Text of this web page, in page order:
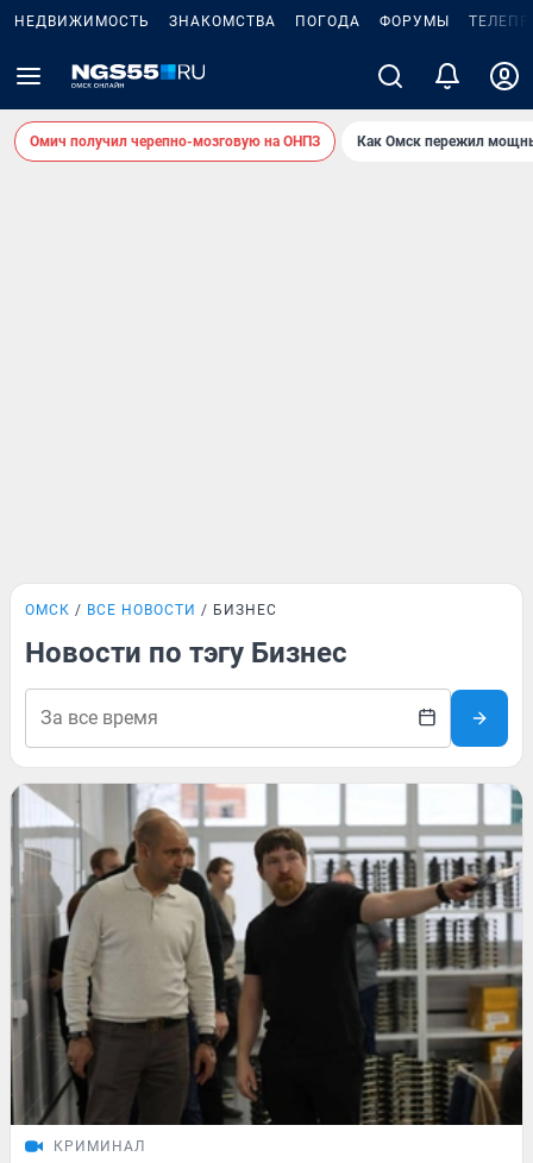
НЕДВИЖИМОСТЬ ЗНАКОМСТВА ПОГОДА ФОРУМЫ
Омич получил черепно-мозговую на ОНПЗ Как Омск пережил
ОМСК ВСЕ НОВОСТИ БИЗНЕС
Новости по тэгу Бизнес
КРИМИНАЛ